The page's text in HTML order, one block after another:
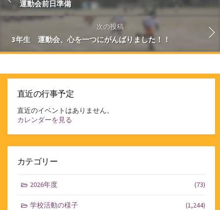
運動会前日準備
次の投稿
3年生 運動会、心を一つにがんばりました！！
直近の行事予定
直近のイベントはありません。
カレンダーを見る
カテゴリー
2026年度 (73)
学校活動の様子 (1,244)